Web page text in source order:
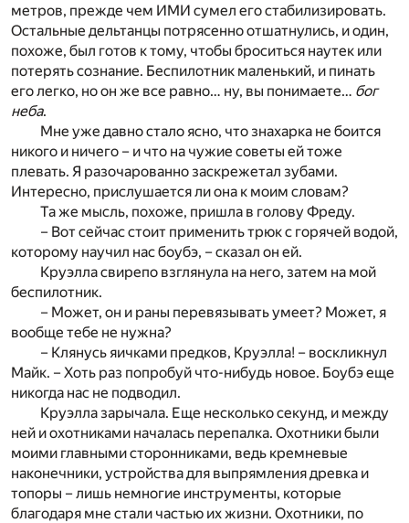
метров, прежде чем ИМИ сумел его стабилизировать.
Остальные дельтанцы потрясенно отшатнулись, и один,
похоже, был готов к тому, чтобы броситься наутек или
потерять сознание. Беспилотник маленький, и пинать
его легко, но он же все равно… ну, вы понимаете… бог
неба.
Мне уже давно стало ясно, что знахарка не боится
никого и ничего – и что на чужие советы ей тоже
плевать. Я разочарованно заскрежетал зубами.
Интересно, прислушается ли она к моим словам?
Та же мысль, похоже, пришла в голову Фреду.
– Вот сейчас стоит применить трюк с горячей водой,
которому научил нас боубэ, – сказал он ей.
Круэлла свирепо взглянула на него, затем на мой
беспилотник.
– Может, он и раны перевязывать умеет? Может, я
вообще тебе не нужна?
– Клянусь яичками предков, Круэлла! – воскликнул
Майк. – Хоть раз попробуй что-нибудь новое. Боубэ еще
никогда нас не подводил.
Круэлла зарычала. Еще несколько секунд, и между
ней и охотниками началась перепалка. Охотники были
моими главными сторонниками, ведь кремневые
наконечники, устройства для выпрямления древка и
топоры – лишь немногие инструменты, которые
благодаря мне стали частью их жизни. Охотники, по